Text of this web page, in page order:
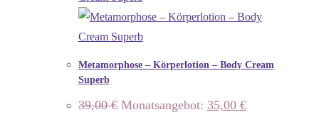
Metamorphose – Körperlotion – Body Cream
Superb
39,00€ Ursprünglicher
Preis
Monatsangebot: 35,00 €Aktueller
Preis